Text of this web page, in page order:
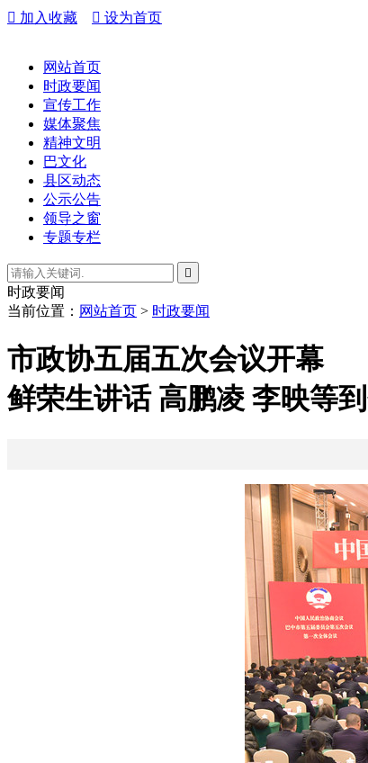
 加入收藏  设为首页
网站首页
时政要闻
宣传工作
媒体聚焦
精神文明
巴文化
县区动态
公示公告
领导之窗
专题专栏

时政要闻
当前位置： 网站首页 > 时政要闻
市政协五届五次会议开幕
鲜荣生讲话 高鹏凌 李映等